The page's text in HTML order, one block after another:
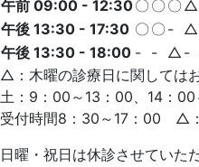
午前 09:00 - 12:30〇 〇 〇 △
午後 13:30 - 17:30 〇 〇 - △
午後 13:30 - 18:00 - - △ -
△：木曜の診療日に関しては
土：9：00～13：00、14：00
受付時間8：30～17：00 △：
日曜・祝日は休診させていた